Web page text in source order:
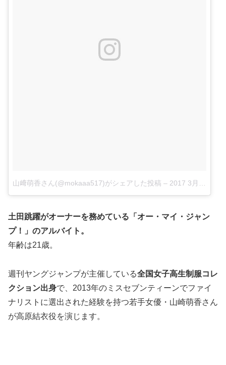
山﨑萌香さん(@mokaaa517)がシェアした投稿 – 2017 3月 12 12:53午前 PST
土田跳躍がオーナーを務めている「オー・マイ・ジャン
プ！」のアルバイト。
年齢は21歳。
週刊ヤングジャンプが主催している全国女子高生制服コレ
クション出身で、2013年のミ スセブンティーンでファイ
ナリストに選出 された経験を持つ若手女優・山崎萌香さん
が高原結衣役を演じます。